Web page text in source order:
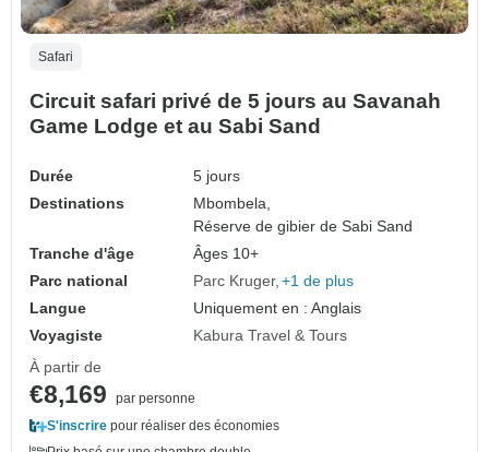
Safari
Circuit safari privé de 5 jours au Savanah
Game Lodge et au Sabi Sand
Durée
5 jours
Destinations
Mbombela,
Réserve de gibier de Sabi Sand
Tranche d'âge
Âges 10+
Parc national
Parc Kruger +1 de plus
Langue
Uniquement en : Anglais
Voyagiste
Kabura Travel & Tours
À partir de
€8,169
par personne
S'inscrire pour réaliser des économies